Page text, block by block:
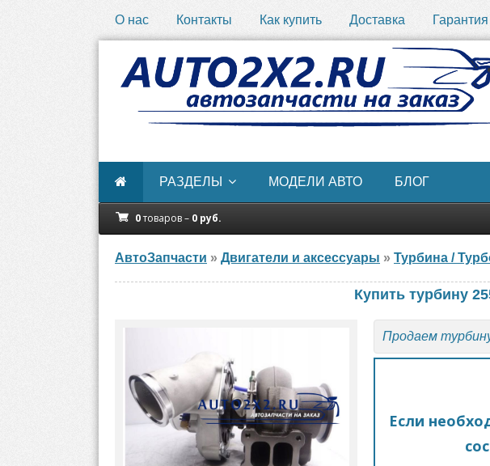
О нас Контакты Как купить Доставка Гарантия
РАЗДЕЛЫ МОДЕЛИ АВТО БЛОГ
0товаров – 0 руб.
АвтоЗапчасти » Двигатели и аксессуары » Турбина /
Купить турбину
Продаем
Если